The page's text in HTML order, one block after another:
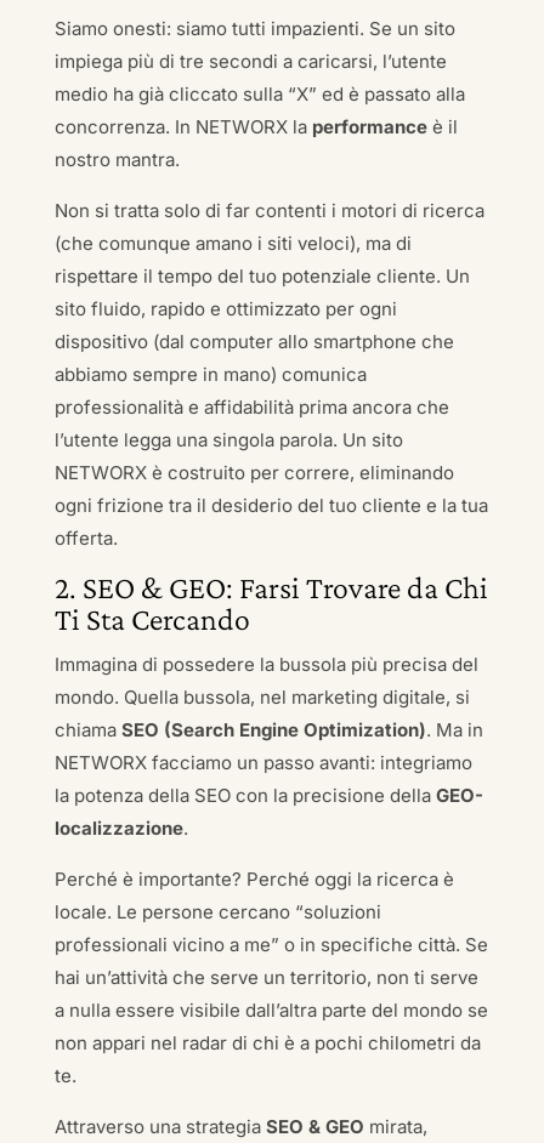
Siamo onesti: siamo tutti impazienti. Se un sito
impiega più di tre secondi a caricarsi, l’utente
medio ha già cliccato sulla “X” ed è passato alla
concorrenza. In NETWORX la performanceè il
nostro mantra.
Non si tratta solo di far contenti i motori di ricerca
(che comunque amano i siti veloci), ma di
rispettare il tempo del tuo potenziale cliente. Un
sito fluido, rapido e ottimizzato per ogni
dispositivo (dal computer allo smartphone che
abbiamo sempre in mano) comunica
professionalità e affidabilità prima ancora che
l’utente legga una singola parola. Un sito
NETWORX è costruito per correre, eliminando
ogni frizione tra il desiderio del tuo cliente e la tua
offerta.
2. SEO & GEO: Farsi Trovare da Chi
Ti Sta Cercando
Immagina di possedere la bussola più precisa del
mondo. Quella bussola, nel marketing digitale, si
chiama SEO (Search Engine Optimization). Ma in
NETWORX facciamo un passo avanti: integriamo
la potenza della SEO con la precisione della GEO-
localizzazione.
Perché è importante? Perché oggi la ricerca è
locale. Le persone cercano “soluzioni
professionali vicino a me” o in specifiche città. Se
hai un’attività che serve un territorio, non ti serve
a nulla essere visibile dall’altra parte del mondo se
non appari nel radar di chi è a pochi chilometri da
te.
Attraverso una strategia SEO & GEO mirata,